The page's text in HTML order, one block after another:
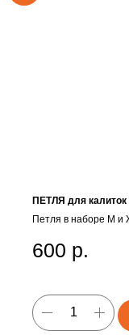
ПЕТЛЯ для калиток
Петля в наборе М и
600 р.